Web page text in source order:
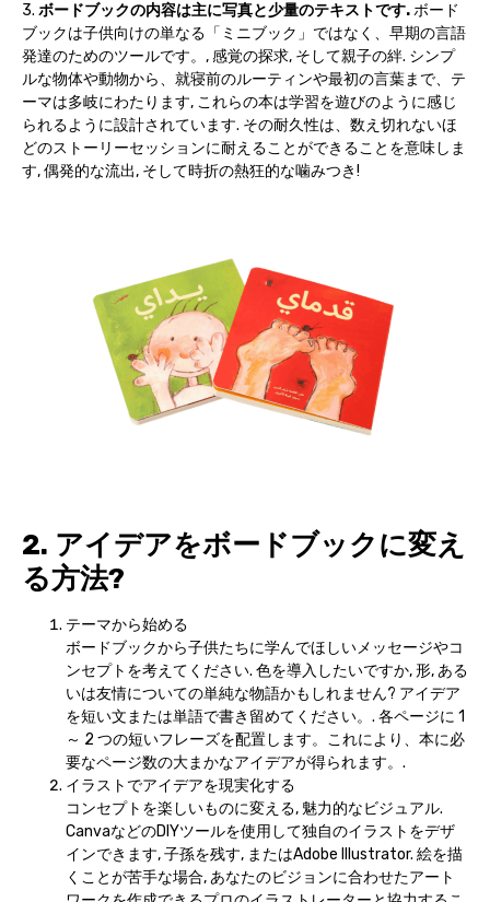
3. ボードブックの内容は主に写真と少量のテキストです.ボード
ブックは子供向けの単なる「ミニブック」ではなく、早期の言語
発達のためのツールです。, 感覚の探求, そして親子の絆. シンプ
ルな物体や動物から、就寝前のルーティンや最初の言葉まで、テ
ーマは多岐にわたります, これらの本は学習を遊びのように感じ
られるように設計されています. その耐久性は、数え切れないほ
どのストーリーセッションに耐えることができることを意味しま
す, 偶発的な流出, そして時折の熱狂的な噛みつき!
2. アイデアをボードブックに変え
る方法?
テーマから始める
ボードブックから子供たちに学んでほしいメッセージやコ
ンセプトを考えてください. 色を導入したいですか, 形, ある
いは友情についての単純な物語かもしれません? アイデア
を短い文または単語で書き留めてください。. 各ページに 1
～ 2 つの短いフレーズを配置します。これにより、本に必
要なページ数の大まかなアイデアが得られます。.
イラストでアイデアを現実化する
コンセプトを楽しいものに変える, 魅力的なビジュアル.
CanvaなどのDIYツールを使用して独自のイラストをデザ
インできます, 子孫を残す, またはAdobe Illustrator. 絵を描
くことが苦手な場合, あなたのビジョンに合わせたアート